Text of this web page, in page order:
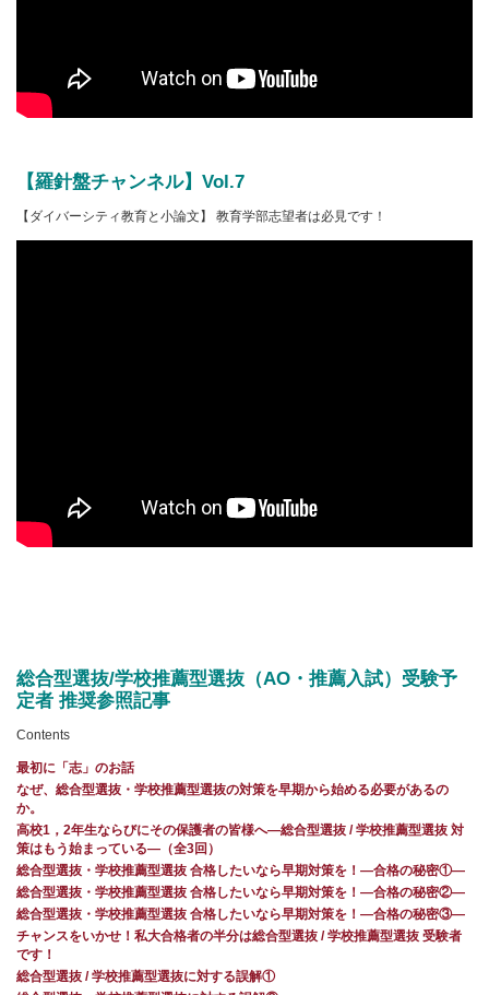
【羅針盤チャンネル】Vol.7
【ダイバーシティ教育と小論文】 教育学部志望者は必見です！
総合型選抜/学校推薦型選抜（AO・推薦入試）受験予
定者 推奨参照記事
Contents
最初に「志」のお話
なぜ、総合型選抜・学校推薦型選抜の対策を早期から始める必要があるの
か。
高校1，2年生ならびにその保護者の皆様へ―総合型選抜 / 学校推薦型選抜 対
策はもう始まっている―（全3回）
総合型選抜・学校推薦型選抜 合格したいなら早期対策を！—合格の秘密①—
総合型選抜・学校推薦型選抜 合格したいなら早期対策を！—合格の秘密②—
総合型選抜・学校推薦型選抜 合格したいなら早期対策を！—合格の秘密③—
チャンスをいかせ！私大合格者の半分は総合型選抜 / 学校推薦型選抜 受験者
です！
総合型選抜 / 学校推薦型選抜に対する誤解①